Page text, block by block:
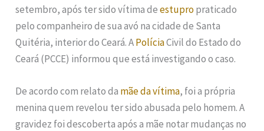
setembro, após ter sido vítima deestupropraticado
pelo companheiro de sua avó na cidade de Santa
Quitéria, interior do Ceará. APolíciaCivil do Estado do
Ceará (PCCE) informou que está investigando o caso.
De acordo com relato da mãe da vítima, foi a própria
menina quem revelou ter sido abusada pelo homem. A
gravidez foi descoberta após a mãe notar mudanças no